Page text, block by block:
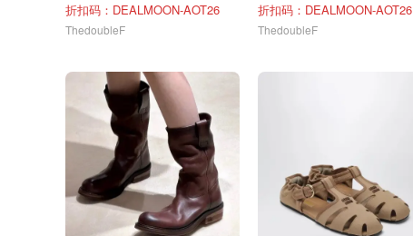
折扣码：DEALMOON-AOT26
ThedoubleF
折扣码：DEALMOON-AOT26
ThedoubleF